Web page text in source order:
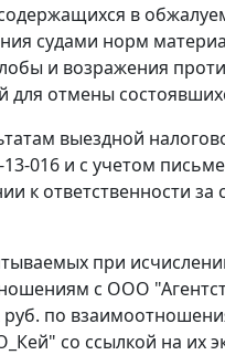
в
судами норм
и возражения
отмены
выездной
13-016 и с учетом
к ответственности
при
с ООО
руб. по
со ссылкой на их